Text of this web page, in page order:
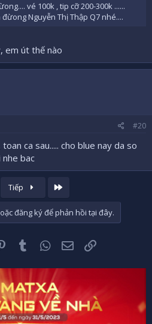
vé 100k , tip cỡ 200-300k ......
Nguyễn Thị Thập Q7 nhé....
em út thế nào
#20
ca sau..... cho blue nay da so
bac
Tiếp
đăng ký để phản hồi tại đây.
Pinterest
Tumblr WhatsApp
Email